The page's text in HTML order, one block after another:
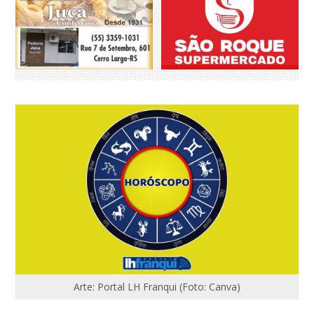
Arte: Portal LH Franqui (Foto: Canva)